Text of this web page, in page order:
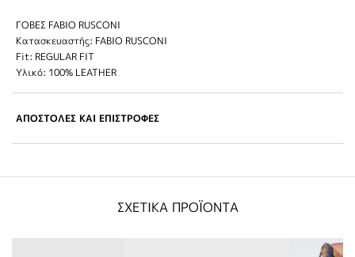
ΓΟΒΕΣ FABIO RUSCONI
Κατασκευαστής: FABIO RUSCONI
Fit: REGULAR FIT
Υλικό: 100% LEATHER
ΑΠΟΣΤΟΛΕΣ ΚΑΙ ΕΠΙΣΤΡΟΦΕΣ
ΣΧΕΤΙΚΑ ΠΡΟΪΟΝΤΑ